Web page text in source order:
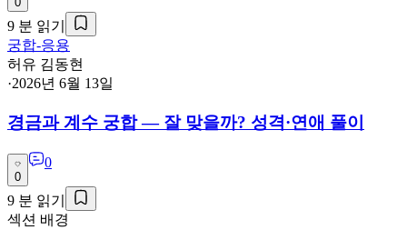
9 분 읽기
궁합-응용
허유 김동현
·2026년 6월 13일
경금과 계수 궁합 — 잘 맞을까? 성격·연애 풀이
0
0
9 분 읽기
섹션 배경